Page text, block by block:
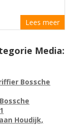
Lees meer
Media:
Bossche
Houdijk,